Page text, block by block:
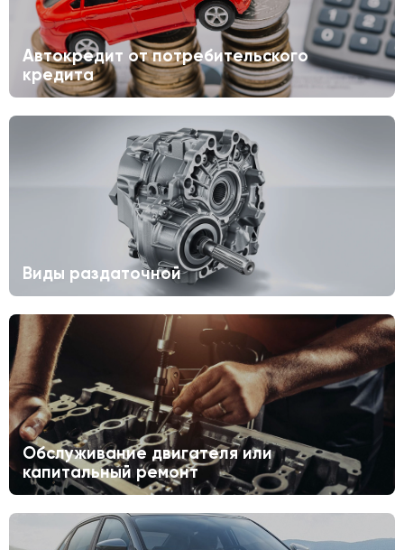
Автокредит от потребительского
кредита
Виды раздаточной
Обслуживание двигателя или
капитальный ремонт